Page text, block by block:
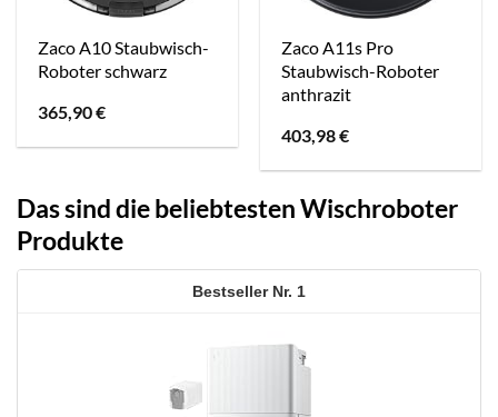
Zaco A10 Staubwisch-
Roboter schwarz
365,90€
Zaco A11s Pro
Staubwisch-Roboter
anthrazit
403,98€
Das sind die beliebtesten Wischroboter
Produkte
1